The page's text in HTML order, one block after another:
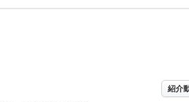
センターデフ
キーレス 紹介